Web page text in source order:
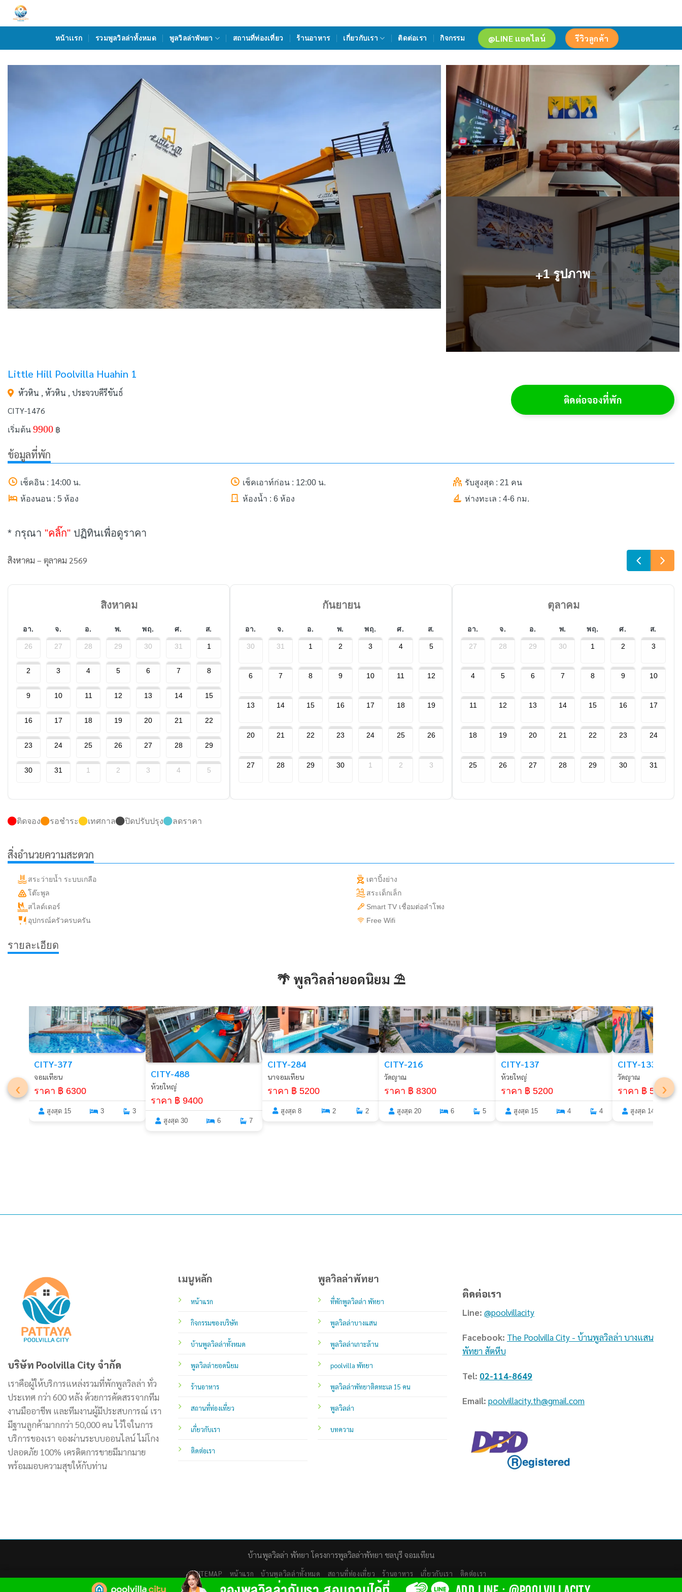
หน้าเเรก รวมพูลวิลล่าทั้งหมด พูลวิลล่าพัทยา สถานที่ท่องเที่ยว ร้านอาหาร เกี่ยวกับเรา ติดต่อเรา กิจกรรม @LINE แอดไลน์ รีวิวลูกค้า
+1 รูปภาพ
Little Hill Poolvilla Huahin 1
หัวหิน , หัวหิน , ประจวบคีรีขันธ์
CITY-1476
เริ่มต้น 9900 ฿
ติดต่อจองที่พัก
ข้อมูลที่พัก
เช็คอิน : 14:00 น. เช็คเอาท์ก่อน : 12:00 น.
รับสูงสุด : 21 คน
ห้องนอน : 5 ห้อง
ห้องน้ำ : 6 ห้อง ห่างทะเล : 4-6 กม.
* กรุณา "คลิ๊ก" ปฏิทินเพื่อดูราคา
สิงหาคม – ตุลาคม 2569
สิงหาคม
อา. จ. อ. พ. พฤ. ศ. ส.
26 27 28 29 30 31 1
2 3 4 5 6 7 8
9 10 11 12 13 14 15
16 17 18 19 20 21 22
23 24 25 26 27 28 29
30 31 1 2 3 4 5
กันยายน
อา. จ. อ. พ. พฤ. ศ. ส.
30 31 1 2 3 4 5
6 7 8 9 10 11 12
13 14 15 16 17 18 19
20 21 22 23 24 25 26
27 28 29 30 1 2 3
ตุลาคม
อา. จ. อ. พ. พฤ. ศ. ส.
27 28 29 30 1 2 3
4 5 6 7 8 9 10
11 12 13 14 15 16 17
18 19 20 21 22 23 24
25 26 27 28 29 30 31
ติดจอง รอชำระ เทศกาล ปิดปรับปรุง ลดราคา
สิ่งอำนวยความสะดวก
สระว่ายน้ำ ระบบเกลือ
โต๊ะพูล
สไลด์เดอร์
อุปกรณ์ครัวครบครัน
เตาปิ้งย่าง
สระเด็กเล็ก
Smart TV เชื่อมต่อลำโพง
Free Wifi
รายละเอียด
🌴 พูลวิลล่ายอดนิยม ⛱️
‹ ›
CITY-377
จอมเทียน
ราคา ฿ 6300
สูงสุด 15 3 3
CITY-488
ห้วยใหญ่
ราคา ฿ 9400
สูงสุด 30 6 7
พัทยา
CITY-284
นาจอมเทียน
ราคา ฿ 5200
สูงสุด 8 2 2
พัทยา
CITY-216
วัดญาณ
ราคา ฿ 8300
สูงสุด 20 6 5
CITY-137
ห้วยใหญ่
ราคา ฿ 5200
สูงสุด 15 4 4
CITY-133
วัดญาณ
ราคา ฿ 5200
สูงสุด 14
บริษัท Poolvilla City จำกัด
เราคือผู้ให้บริการแหล่งรวมที่พักพูลวิลล่า ทั่ว
ประเทศ กว่า 600 หลัง ด้วยการคัดสรรจากทีม
งานมืออาชีพ และทีมงานผู้มีประสบการณ์ เรา
มีฐานลูกค้ามากกว่า 50,000 คน ไว้ใจในการ
บริการของเรา จองผ่านระบบออนไลน์ ไม่โกง
ปลอดภัย 100% เครดิตการขายมีมากมาย
พร้อมมอบความสุขให้กับท่าน
เมนูหลัก
หน้าแรก
กิจกรรมของบริษัท
บ้านพูลวิลล่าทั้งหมด
พูลวิลล่ายอดนิยม
ร้านอาหาร
สถานที่ท่องเที่ยว
เกี่ยวกับเรา
ติดต่อเรา
พูลวิลล่าพัทยา
ที่พักพูลวิลล่า พัทยา
พูลวิลล่าบางแสน
พูลวิลล่าเกาะล้าน
poolvilla พัทยา
พูลวิลล่าพัทยาติดทะเล 15 คน
พูลวิลล่า
บทความ
ติดต่อเรา
Line: @poolvillacity
Facebook: The Poolvilla City - บ้านพูลวิลล่า บางแสน
พัทยา สัตหีบ
Tel: 02-114-8649
Email: poolvillacity.th@gmail.com
บ้านพูลวิลล่า พัทยา โครงการพูลวิลล่าพัทยา ชลบุรี จอมเทียน
SITEMAP หน้าแรก บ้านพูลวิลล่าทั้งหมด สถานที่ท่องเที่ยว ร้านอาหาร เกี่ยวกับเรา ติดต่อเรา
Copyright 2026 ©PoolVilla City บ้านพูลวิลล่าพัทยา